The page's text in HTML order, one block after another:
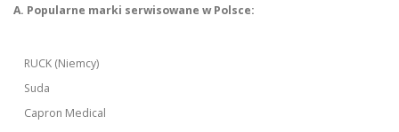
A. Popularne marki serwisowane w Polsce:
RUCK (Niemcy)
Suda
Capron Medical